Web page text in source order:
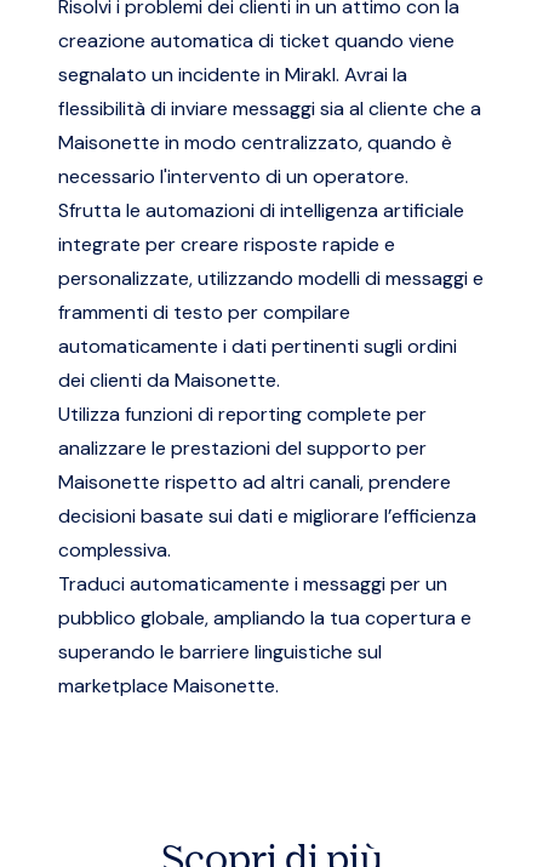
Risolvi i problemi dei clienti in un attimo con la
creazione automatica di ticket quando viene
segnalato un incidente in Mirakl. Avrai la
flessibilità di inviare messaggi sia al cliente che a
Maisonette in modo centralizzato, quando è
necessario l'intervento di un operatore.
Sfrutta le automazioni di intelligenza artificiale
integrate per creare risposte rapide e
personalizzate, utilizzando modelli di messaggi e
frammenti di testo per compilare
automaticamente i dati pertinenti sugli ordini
dei clienti da Maisonette.
Utilizza funzioni di reporting complete per
analizzare le prestazioni del supporto per
Maisonette rispetto ad altri canali, prendere
decisioni basate sui dati e migliorare l’efficienza
complessiva.
Traduci automaticamente i messaggi per un
pubblico globale, ampliando la tua copertura e
superando le barriere linguistiche sul
marketplace Maisonette.